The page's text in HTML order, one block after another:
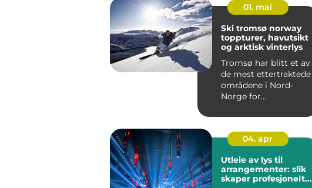
01. mai
Ski tromsø norway
toppturer, havutsikt
og arktisk vinterlys
Tromsø har blitt et av
de mest ettertraktede
områdene i Nord-
Norge for
kombin...
04. apr
Utleie av lys til
arrangementer: slik
skaper profesjonelt